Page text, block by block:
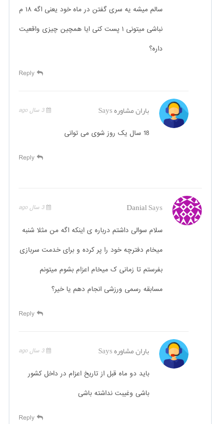
سالم میشه یه سری گفتن در ماه خود یعنی اگه ۱۸ م
نباشی میتونی ۱ پست کنی ایا همچین چیزی واقعیت
داره؟
Reply
باران مشاورهSays 3 سال ago
18 سال یک روز شوی می توانی
Reply
DanialSays 3 سال ago
سلام سوالی داشتم درباره ی اینکه اگه من مثلا شنبه
میخام دفترچه خود را پر کرده و برای خدمت سربازی
بفرستم تا زمانی ک میخام اعزام بشوم میتونم
مسابقه رسمی ورزشی انجام دهم یا خیر؟
Reply
باران مشاورهSays 3 سال ago
باید دو ماه قبل از تاریخ اعزام در داخل کشور
باشی وغیبت نداشته باشی
Reply